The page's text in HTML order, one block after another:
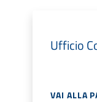
Ufficio
VAI ALLA